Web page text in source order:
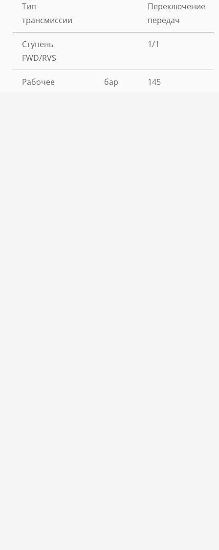
Тип
трансмиссии
Переключение
передач
Ступень
FWD/RVS
1/1
Рабочее
бар 145